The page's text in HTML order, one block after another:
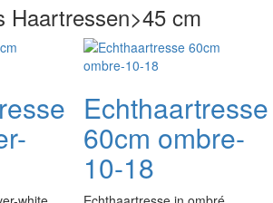
Haartressen>45 cm
Echthaartresse
60cm ombre-
10-18